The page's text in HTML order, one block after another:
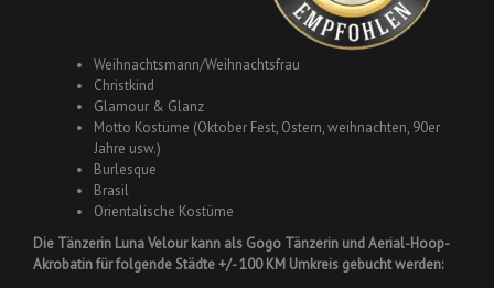
Weihnachtsmann/Weihnachtsfrau
Christkind
Glamour & Glanz
Motto Kostüme (Oktober Fest, Ostern, weihnachten, 90er
Jahre usw.)
Burlesque
Brasil
Orientalische Kostüme
Die Tänzerin Luna Velour kann als Gogo Tänzerin und Aerial-Hoop-
Akrobatin für folgende Städte +/- 100 KM Umkreis gebucht werden: